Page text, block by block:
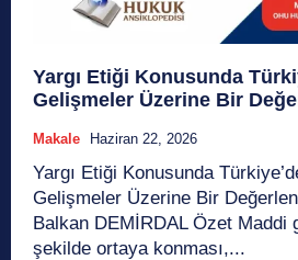
Yargı Etiği Konusunda
Gelişmeler Üzerine Bir
Makale Haziran 22, 2026
Yargı Etiği Konusunda
Gelişmeler Üzerine Bir
Balkan DEMİRDAL Özet Maddi gerçeğin objektif
şekilde ortaya konması,...